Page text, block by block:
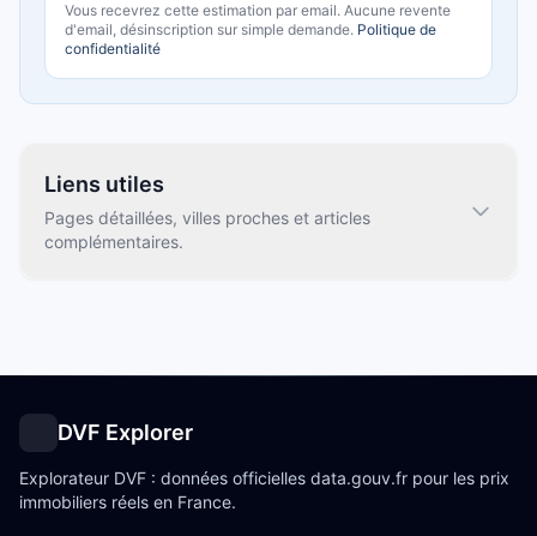
Vous recevrez cette estimation par email. Aucune revente
d'email, désinscription sur simple demande. Politique de
confidentialité
Liens utiles
Pages détaillées, villes proches et articles
complémentaires.
DVF Explorer
Explorateur DVF : données officielles data.gouv.fr pour les prix
immobiliers réels en France.